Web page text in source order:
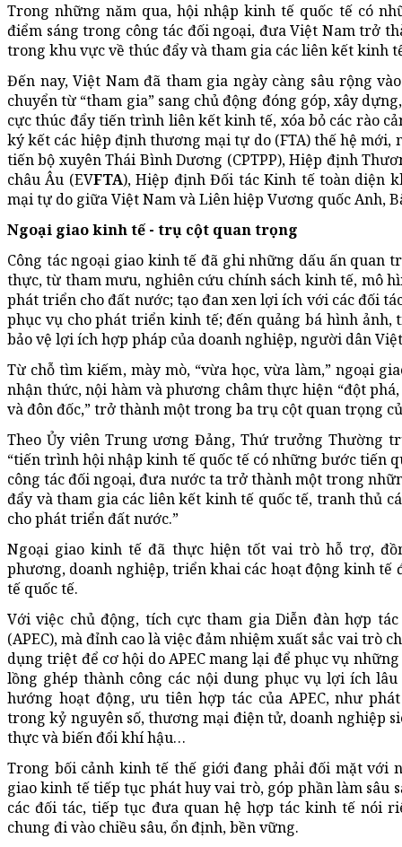
Trong những năm qua, hội nhập kinh tế quốc tế có
điểm sáng trong công tác đối ngoại, đưa Việt Nam trở
trong khu vực về thúc đẩy và tham gia các liên kết kinh
Đến nay, Việt Nam đã tham gia ngày càng sâu rộng
chuyển từ “tham gia” sang chủ động đóng góp, xây
cực thúc đẩy tiến trình liên kết kinh tế, xóa bỏ các rào
ký kết các hiệp định thương mại tự do (FTA) thế hệ
tiến bộ xuyên Thái Bình Dương (CPTPP), Hiệp định
châu Âu (EVFTA), Hiệp định Đối tác Kinh tế toàn diện
mại tự do giữa Việt Nam và Liên hiệp Vương quốc Anh,
Ngoại giao kinh tế - trụ cột quan trọng
Công tác ngoại giao kinh tế đã ghi những dấu ấn quan
thực, từ tham mưu, nghiên cứu chính sách kinh tế, mô
phát triển cho đất nước; tạo đan xen lợi ích với các đối
phục vụ cho phát triển kinh tế; đến quảng bá hình ảnh,
bảo vệ lợi ích hợp pháp của doanh nghiệp, người dân
Từ chỗ tìm kiếm, mày mò, “vừa học, vừa làm,” ngoại
nhận thức, nội hàm và phương châm thực hiện “đột
và đôn đốc,” trở thành một trong ba trụ cột quan trọng
Theo Ủy viên Trung ương Đảng, Thứ trưởng Thường
“tiến trình hội nhập kinh tế quốc tế có những bước tiến
công tác đối ngoại, đưa nước ta trở thành một trong
đẩy và tham gia các liên kết kinh tế quốc tế, tranh thủ
cho phát triển đất nước.”
Ngoại giao kinh tế đã thực hiện tốt vai trò hỗ trợ,
phương, doanh nghiệp, triển khai các hoạt động kinh tế
tế quốc tế.
Với việc chủ động, tích cực tham gia Diễn đàn hợp
(APEC), mà đỉnh cao là việc đảm nhiệm xuất sắc vai trò
dụng triệt để cơ hội do APEC mang lại để phục vụ
lồng ghép thành công các nội dung phục vụ lợi ích
hướng hoạt động, ưu tiên hợp tác của APEC, như
trong kỷ nguyên số, thương mại điện tử, doanh nghiệp
thực và biến đổi khí hậu…
Trong bối cảnh kinh tế thế giới đang phải đối mặt với
giao kinh tế tiếp tục phát huy vai trò, góp phần làm sâu
các đối tác, tiếp tục đưa quan hệ hợp tác kinh tế nói
chung đi vào chiều sâu, ổn định, bền vững.